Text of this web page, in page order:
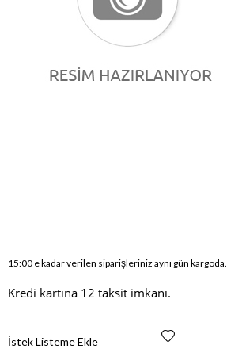
15:00 e kadar verilen siparişleriniz aynı gün kargoda.
Kredi kartına 12 taksit imkanı.
İstek Listeme Ekle